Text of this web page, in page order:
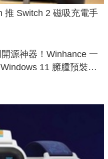
推 Switch 2 磁吸充電手
源神器！Winhance 一
11 臃腫預裝軟